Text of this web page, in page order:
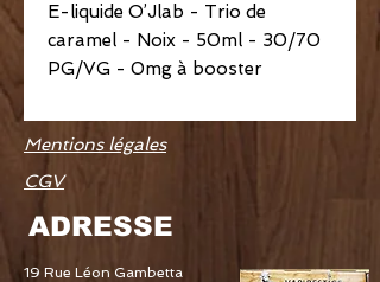
E-liquide O’Jlab - Trio de
caramel - Noix - 50ml - 30/70
PG/VG - 0mg à booster
Mentions légales
CGV
ADRESSE
19 Rue Léon Gambetta